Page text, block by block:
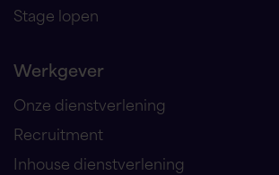
Stage lopen
Werkgever
Onze dienstverlening
Recruitment
Inhouse dienstverlening